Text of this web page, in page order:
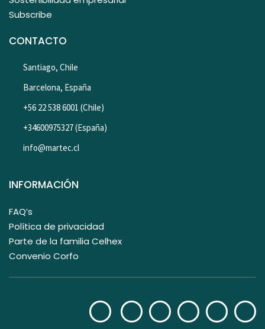
Subscribe
CONTACTO
Santiago, Chile
Barcelona, España
+56 22 538 6001 (Chile)
+34600975327 (España)
info@martec.cl
INFORMACIÓN
FAQ’s
Política de privacidad
Parte de la familia Celhex
Convenio Corfo